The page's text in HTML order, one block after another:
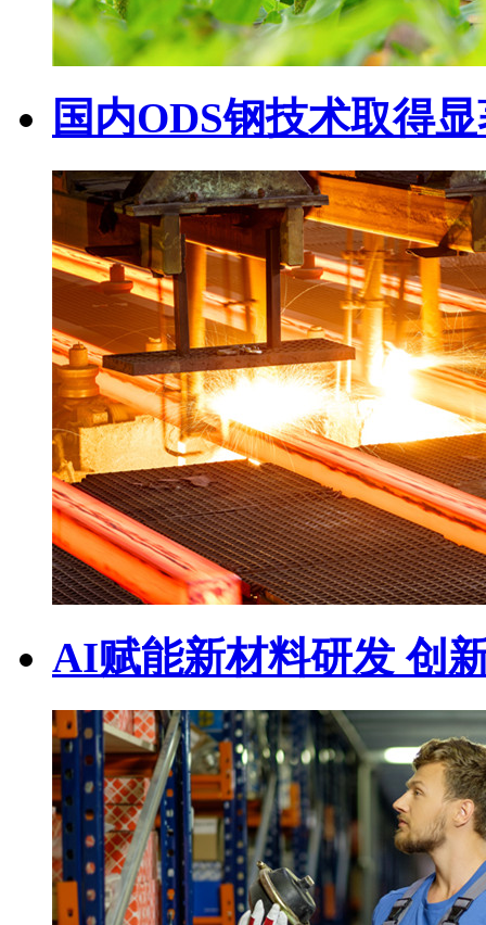
国内ODS钢技术取得
AI赋能新材料研发 创